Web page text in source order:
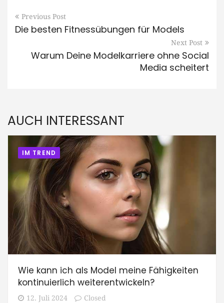
Previous Post
Die besten Fitnessübungen für Models
Next Post
Warum Deine Modelkarriere ohne Social
Media scheitert
AUCH INTERESSANT
IM TREND
Wie kann ich als Model meine Fähigkeiten
kontinuierlich weiterentwickeln?
12. Juli 2024 Closed